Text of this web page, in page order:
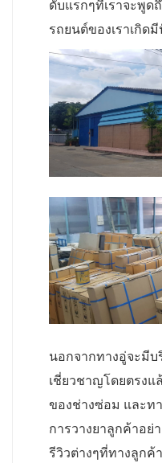
ดับแรกๆที่เราจะพูด
รถยนต์ของเราเกิด
นอกจากทางอู่จะมี
เชี่ยวชาญโดยตรงแ
ของช่างซ่อม และท
การวางยาลูกค้าอย่
รีวิวต่างๆที่ทางลูกค้